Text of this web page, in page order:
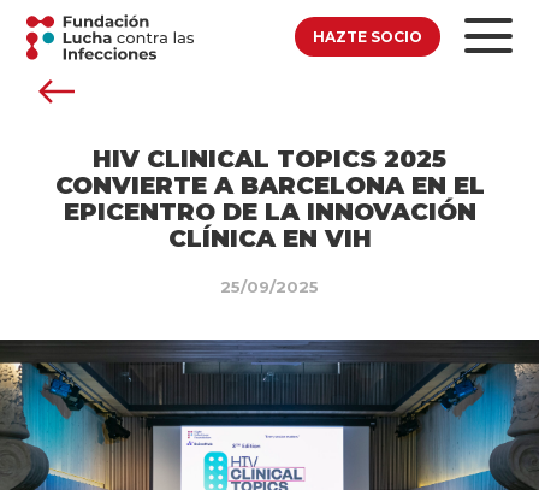
HAZTE SOCIO
HIV CLINICAL TOPICS 2025
CONVIERTE A BARCELONA EN EL
EPICENTRO DE LA INNOVACIÓN
CLÍNICA EN VIH
25/09/2025